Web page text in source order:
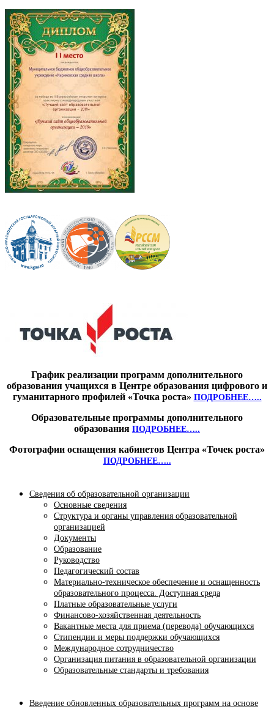
График реализации программ дополнительного
образования учащихся в Центре образования цифрового и
гуманитарного профилей «Точка роста» ПОДРОБНЕЕ…..
Образовательные программы дополнительного
образования ПОДРОБНЕЕ…..
Фотографии оснащения кабинетов Центра «Точек роста»
ПОДРОБНЕЕ…..
Сведения об образовательной организации
Основные сведения
Структура и органы управления образовательной
организацией
Документы
Образование
Руководство
Педагогический состав
Материально-техническое обеспечение и оснащенность
образовательного процесса. Доступная среда
Платные образовательные услуги
Финансово-хозяйственная деятельность
Вакантные места для приема (перевода) обучающихся
Стипендии и меры поддержки обучающихся
Международное сотрудничество
Организация питания в образовательной организации
Образовательные стандарты и требования
Введение обновленных образовательных программ на основе